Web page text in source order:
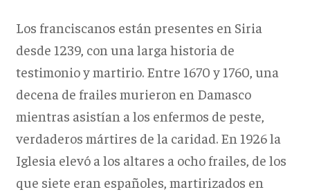
Los franciscanos están presentes en Siria
desde 1239, con una larga historia de
testimonio y martirio. Entre 1670 y 1760, una
decena de frailes murieron en Damasco
mientras asistían a los enfermos de peste,
verdaderos mártires de la caridad. En 1926 la
Iglesia elevó a los altares a ocho frailes, de los
que siete eran españoles, martirizados en